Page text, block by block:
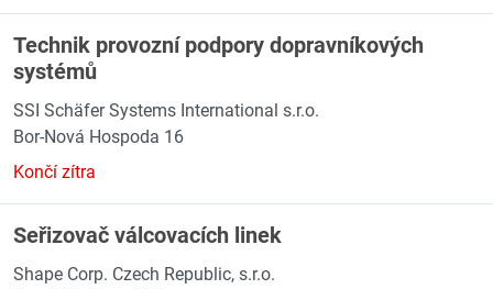
Technik provozní podpory dopravníkových
systémů
SSI Schäfer Systems International s.r.o.
Bor-Nová Hospoda 16
Končí zítra
Seřizovač válcovacích linek
Shape Corp. Czech Republic, s.r.o.